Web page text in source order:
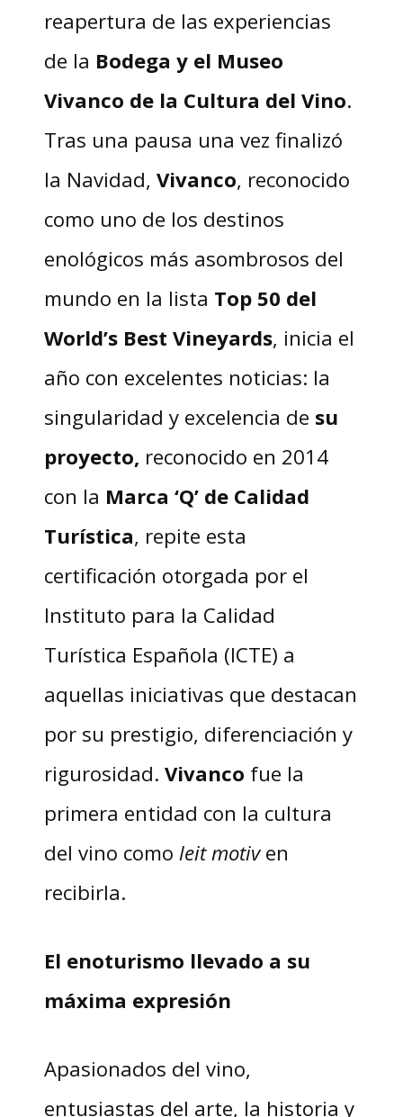
reapertura de las experiencias
de la Bodega y el Museo
Vivanco de la Cultura del Vino.
Tras una pausa una vez finalizó
la Navidad, Vivanco, reconocido
como uno de los destinos
enológicos más asombrosos del
mundo en la lista Top 50 del
World’s Best Vineyards, inicia el
año con excelentes noticias: la
singularidad y excelencia de su
proyecto, reconocido en 2014
con la Marca ‘Q’ de Calidad
Turística, repite esta
certificación otorgada por el
Instituto para la Calidad
Turística Española (ICTE) a
aquellas iniciativas que destacan
por su prestigio, diferenciación y
rigurosidad. Vivanco fue la
primera entidad con la cultura
del vino como leit motiven
recibirla.
El enoturismo llevado a su
máxima expresión
Apasionados del vino,
entusiastas del arte, la historia y